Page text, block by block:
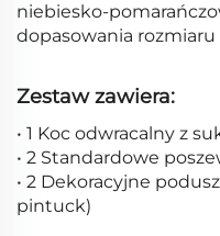
niebiesko-
dopasowania rozmiaru
Zestaw zawiera:
• 1 Koc odwracalny z
• 2 Standardowe
• 2 Dekoracyjne
pintuck)